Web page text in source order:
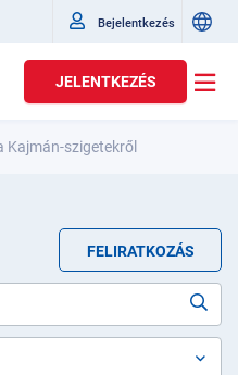
Bejelentkezés
JELENTKEZÉS
Kajmán-szigetekről
FELIRATKOZÁS